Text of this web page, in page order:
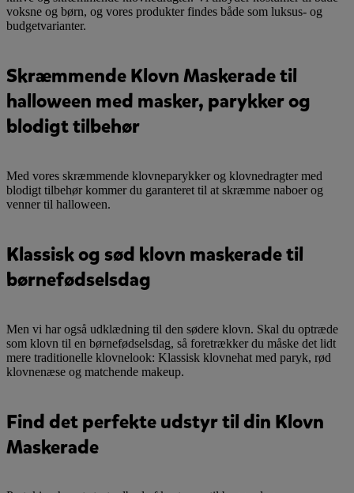
voksne og børn, og vores produkter findes både som luksus- og
budgetvarianter.
Skræmmende Klovn Maskerade til
halloween med masker, parykker og
blodigt tilbehør
Med vores skræmmende klovneparykker og klovnedragter med
blodigt tilbehør kommer du garanteret til at skræmme naboer og
venner til halloween.
Klassisk og sød klovn maskerade til
børnefødselsdag
Men vi har også udklædning til den sødere klovn. Skal du optræde
som klovn til en børnefødselsdag, så foretrækker du måske det lidt
mere traditionelle klovnelook: Klassisk klovnehat med paryk, rød
klovnenæse og matchende makeup.
Find det perfekte udstyr til din Klovn
Maskerade